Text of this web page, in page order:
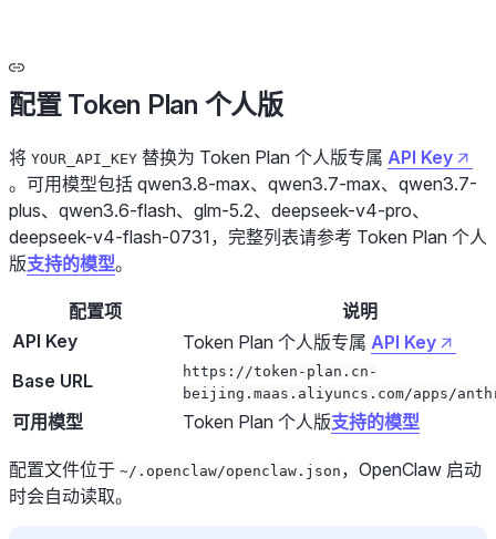
配置 Token Plan 个人版
将 YOUR_API_KEY 替换为 Token Plan 个人版专属 API Key
。可用模型包括 qwen3.8-max、qwen3.7-max、qwen3.7-
plus、qwen3.6-flash、glm-5.2、deepseek-v4-pro、
deepseek-v4-flash-0731，完整列表请参考 Token Plan 个人
版支持的模型。
配置项
说明
API Key
Token Plan 个人版专属 API Key
Base URL
https://token-plan.cn-
beijing.maas.aliyuncs.com/apps/
可用模型 Token Plan 个人版支持的模型
配置文件位于 ~/.openclaw/openclaw.json ，OpenClaw 启动
时会自动读取。